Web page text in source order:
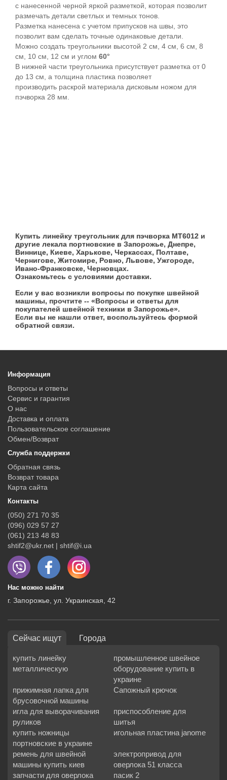
с нанесенной черной яркой разметкой, которая позволит
размечать детали светлых и темных тонов.
Разметка нанесена с учетом припусков на швы, это
позволит вам сделать точные одинаковые детали.
Можно создать треугольники высотой 2 см, 4 см, 6 см, 8
см, 10 см, 12 см и углом 60°
В нижней части треугольника присутствует разметка от 0
до 13 см, а толщина пластика позволяет
производить раскрой материала дисковым ножом для
пэчворка 28 мм.
Купить линейку треугольник для пэчворка MT6012 и
другие лекала портновские в Запорожье, Днепре,
Виннице, Киеве, Харькове, Черкассах, Полтаве,
Чернигове, Житомире, Ровно, Львове, Ужгороде,
Ивано-Франковске, Черновцах.
Ознакомьтесь с условиями доставки.
Если у вас возникли вопросы по покупке швейной
машины, прочтите -- «Вопросы и ответы для
покупателей швейной техники в Запорожье».
Если вы не нашли ответ, воспользуйтесь формой
обратной связи.
Информация
Вопросы и ответы
Сервис и гарантия
О нас
Доставка и оплата
Пользовательское соглашение
Обмен/Возврат
Служба поддержки
Обратная связь
Возврат товара
Карта сайта
Контакты
(050) 271 70 35
(096) 029 57 27
(061) 213 48 83
shtif2@ukr.net | shtif@i.ua
Нас можно найти
г. Запорожье, ул. Украинская, 42
Сейчас ищут Города
купить линейку
металлическую
промышленное швейное
оборудование купить в
украине
прижимная лапка для
брусовочной машины
Сапожный крючок
игла для выворачивания
руликов
приспособление для
шитья
купить ножницы
портновские в украине
игольная пластина janome
ремень для швейной
машины купить киев
электропривод для
оверлока 51 класса
запчасти для оверлока
пасик 2